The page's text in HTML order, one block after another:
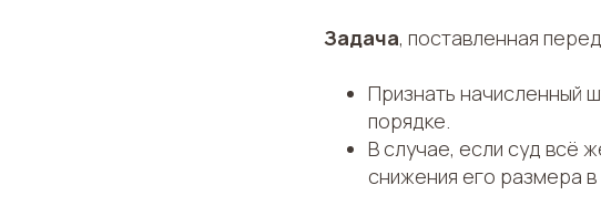
Задача, поставленная
Признать начисленный
порядке.
В случае, если суд всё
снижения его размера